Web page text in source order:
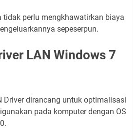
tidak perlu mengkhawatirkan biaya
sepeserpun.
LAN Windows 7
Driver dirancang untuk optimalisasi
pada komputer dengan OS